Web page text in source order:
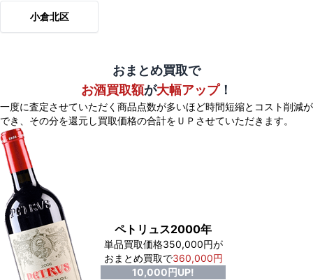
小倉北区
おまとめ買取で
お酒買取額が大幅アップ！
一度に査定させていただく商品点数が多いほど時間短縮とコスト削減が
でき、 その分を還元し買取価格の合計をＵＰさせていただきます。
ペトリュス2000年
単品買取価格350,000円が
おまとめ買取で360,000円
10,000円UP!